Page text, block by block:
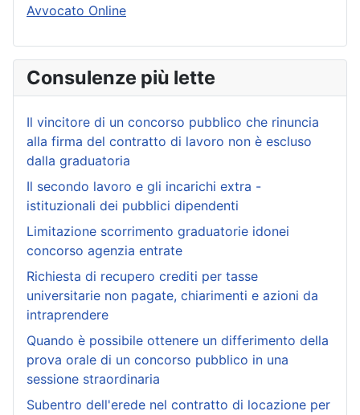
Avvocato Online
Consulenze più lette
Il vincitore di un concorso pubblico che rinuncia
alla firma del contratto di lavoro non è escluso
dalla graduatoria
Il secondo lavoro e gli incarichi extra -
istituzionali dei pubblici dipendenti
Limitazione scorrimento graduatorie idonei
concorso agenzia entrate
Richiesta di recupero crediti per tasse
universitarie non pagate, chiarimenti e azioni da
intraprendere
Quando è possibile ottenere un differimento della
prova orale di un concorso pubblico in una
sessione straordinaria
Subentro dell'erede nel contratto di locazione per